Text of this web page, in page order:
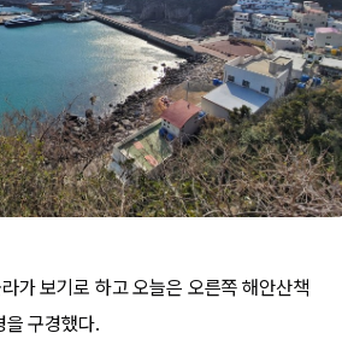
가 보기로 하고 오늘은 오른쪽 해안산책
을 구경했다.